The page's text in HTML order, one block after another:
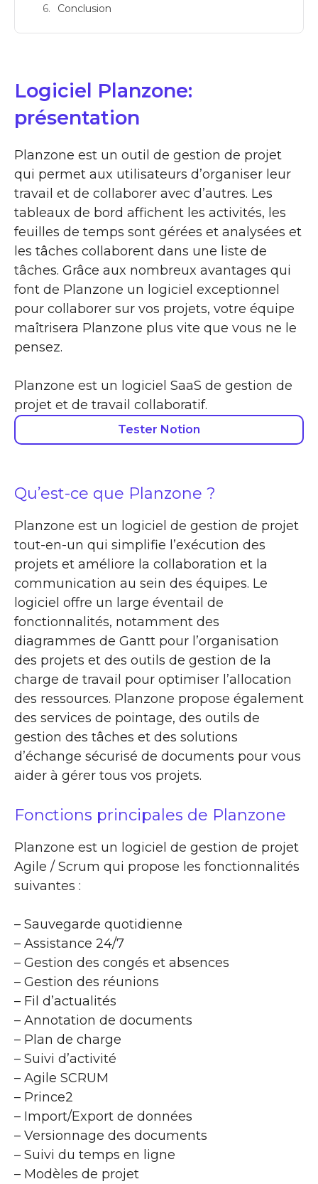
Conclusion
Logiciel Planzone:
présentation
Planzone est un outil de gestion de projet
qui permet aux utilisateurs d’organiser leur
travail et de collaborer avec d’autres. Les
tableaux de bord affichent les activités, les
feuilles de temps sont gérées et analysées et
les tâches collaborent dans une liste de
tâches. Grâce aux nombreux avantages qui
font de Planzone un logiciel exceptionnel
pour collaborer sur vos projets, votre équipe
maîtrisera Planzone plus vite que vous ne le
pensez.
Planzone est un logiciel SaaS de gestion de
projet et de travail collaboratif.
Tester Notion
Qu’est-ce que Planzone ?
Planzone est un logiciel de gestion de projet
tout-en-un qui simplifie l’exécution des
projets et améliore la collaboration et la
communication au sein des équipes. Le
logiciel offre un large éventail de
fonctionnalités, notamment des
diagrammes de Gantt pour l’organisation
des projets et des outils de gestion de la
charge de travail pour optimiser l’allocation
des ressources. Planzone propose également
des services de pointage, des outils de
gestion des tâches et des solutions
d’échange sécurisé de documents pour vous
aider à gérer tous vos projets.
Fonctions principales de Planzone
Planzone est un logiciel de gestion de projet
Agile / Scrum qui propose les fonctionnalités
suivantes :
– Sauvegarde quotidienne
– Assistance 24/7
– Gestion des congés et absences
– Gestion des réunions
– Fil d’actualités
– Annotation de documents
– Plan de charge
– Suivi d’activité
– Agile SCRUM
– Prince2
– Import/Export de données
– Versionnage des documents
– Suivi du temps en ligne
– Modèles de projet